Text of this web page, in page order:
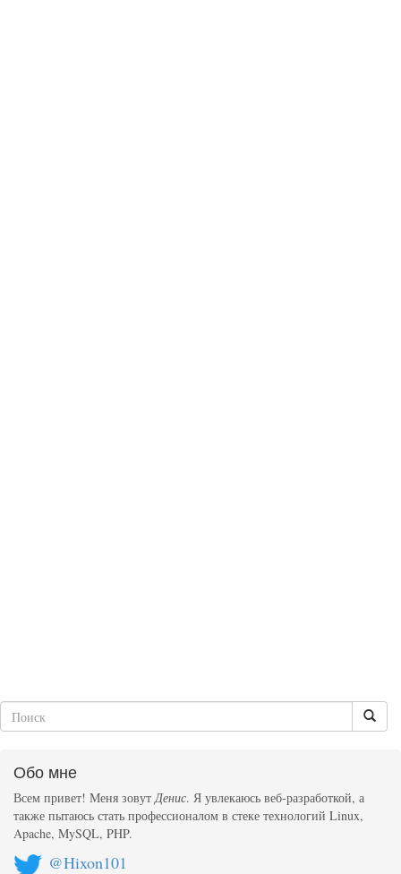
Обо мне
Всем привет! Меня зовутДенис. Я увлекаюсь веб-разработкой, а
также пытаюсь стать профессионалом в стеке технологий Linux,
Apache, MySQL, PHP.
@Hixon101